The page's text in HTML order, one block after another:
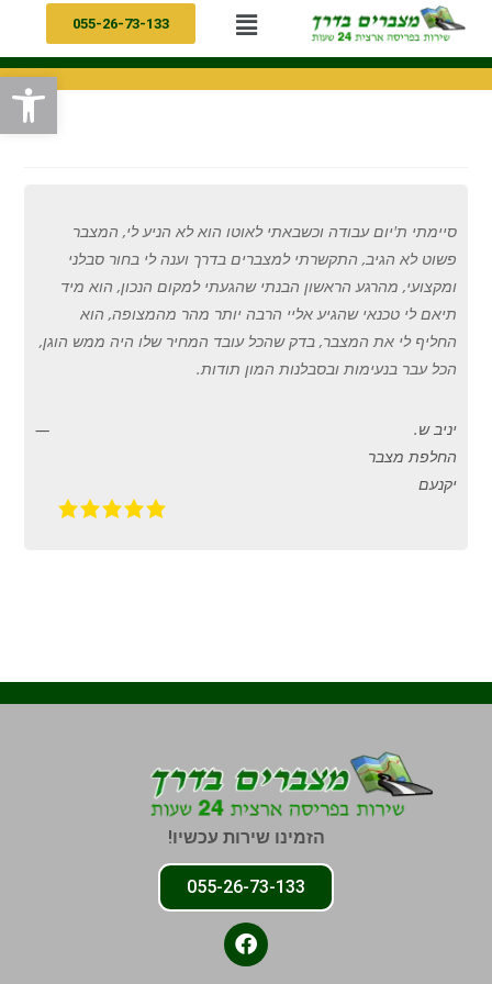
055-26-73-133
סיימתי ת'יום עבודה וכשבאתי לאוטו הוא לא הניע לי, המצבר
פשוט לא הגיב, התקשרתי למצברים בדרך וענה לי בחור סבלני
ומקצועי, מהרגע הראשון הבנתי שהגעתי למקום הנכון, הוא מיד
תיאם לי טכנאי שהגיע אליי הרבה יותר מהר מהמצופה, הוא
החליף לי את המצבר,בדק שהכל עובד המחיר שלו היה ממש הוגן,
הכל עבר בנעימות ובסבלנות המון תודות.
יניב ש.
החלפת מצבר
יקנעם
הזמינו שירות עכשיו!
055-26-73-133